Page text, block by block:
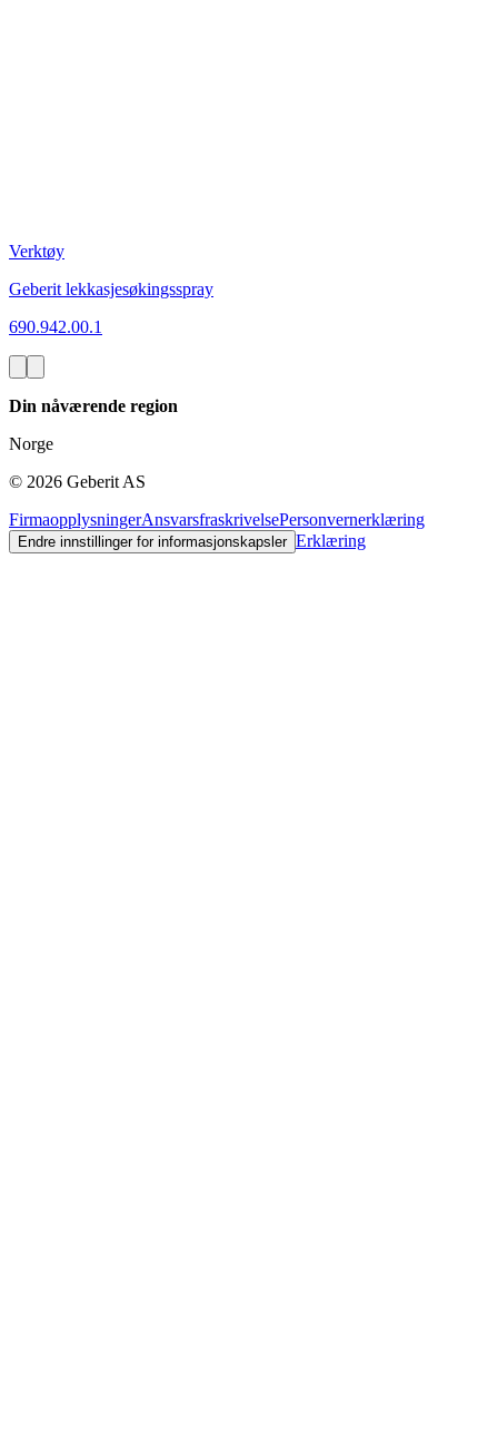
Verktøy
Geberit lekkasjesøkingsspray
690.942.00.1
Din nåværende region
Norge
© 2026 Geberit AS
FirmaopplysningerAnsvarsfraskrivelsePersonvernerklæring
Endre innstillinger for informasjonskapsler Erklæring